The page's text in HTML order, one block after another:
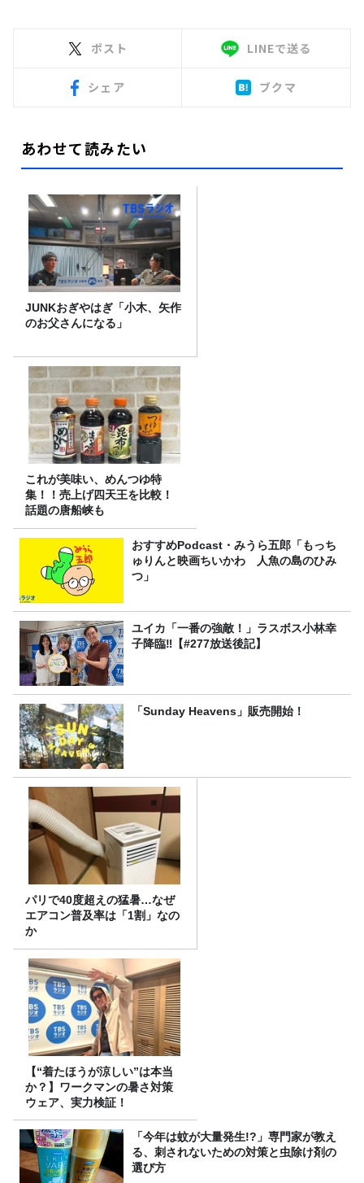
ポスト LINEで送る
シェア ブクマ
あわせて読みたい
JUNKおぎやはぎ「小木、矢作
のお父さんになる」
これが美味い、めんつゆ特
集！！売上げ四天王を比較！
話題の唐船峡も
おすすめPodcast・みうら五郎「もっち
ゅりんと映画ちいかわ 人魚の島のひみ
つ」
ユイカ「一番の強敵！」ラスボス小林幸
子降臨‼【#277放送後記】
「Sunday Heavens」販売開始！
パリで40度超えの猛暑…なぜ
エアコン普及率は「1割」なの
か
【“着たほうが涼しい”は本当
か？】ワークマンの暑さ対策
ウェア、実力検証！
「今年は蚊が大量発生!?」専門家が教え
る、刺されないための対策と虫除け剤の
選び方